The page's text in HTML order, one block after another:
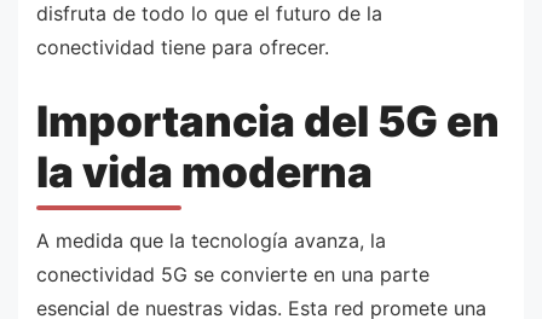
disfruta de todo lo que el futuro de la
conectividad tiene para ofrecer.
Importancia del 5G en
la vida moderna
A medida que la tecnología avanza, la
conectividad 5G se convierte en una parte
esencial de nuestras vidas. Esta red promete una